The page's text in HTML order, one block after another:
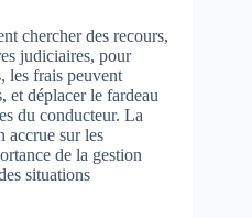
chercher des recours,
judiciaires, pour
les frais peuvent
et déplacer le fardeau
du conducteur. La
accrue sur les
de la gestion
situations